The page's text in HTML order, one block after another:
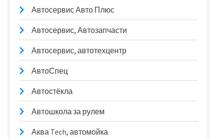
Автосервис Авто Плюс
Автосервис, Автозапчасти
Автосервис, автотехцентр
АвтоСпец
Автостёкла
Автошкола за рулем
Аква Tech, автомойка